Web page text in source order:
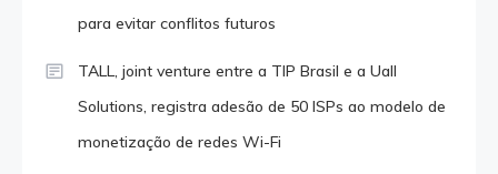
para evitar conflitos futuros
TALL, joint venture entre a TIP Brasil e a Uall
Solutions, registra adesão de 50 ISPs ao modelo de
monetização de redes Wi-Fi